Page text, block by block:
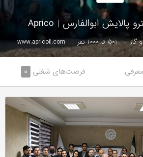
پالایش ابوالفارس |
گاز ۵۰۱ تا ۱۰۰۰ نفر www.apricoil.com
معرفی فرصت‌های شغلی ۰